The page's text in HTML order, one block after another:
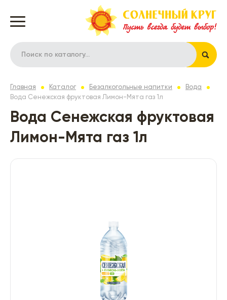
Главная Каталог Безалкогольные напитки
Вода
Вода Сенежская фруктовая Лимон-Мята газ 1л
Вода Сенежская фруктовая
Лимон-Мята газ 1л